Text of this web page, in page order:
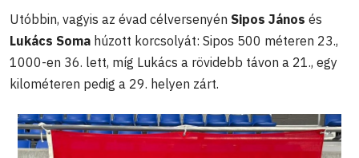
Utóbbin, vagyis az évad célversenyén Sipos János és
Lukács Soma húzott korcsolyát: Sipos 500 méteren 23.,
1000-en 36. lett, míg Lukács a rövidebb távon a 21., egy
kilométeren pedig a 29. helyen zárt.